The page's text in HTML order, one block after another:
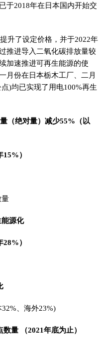
于2018年在日本国内开始交
升了设定价格，并于2022年
推进导入二氧化碳排放量较
加速推进可再生能源的使
月份在日本栃木工厂、二月
)均已实现了用电100%再生
（绝对量）减少55%（以
）
量
源化
）
、海外23%)
量 （2021年底为止）